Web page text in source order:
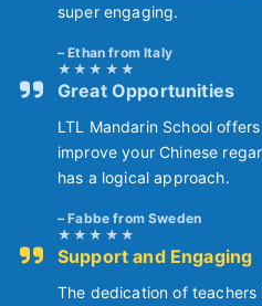
super engaging.
Ethan from Italy
Great Opportunities
LTL Mandarin School
improve your Chinese
has a logical approach.
Fabbe from Sweden
Support and Engaging
The dedication of teachers